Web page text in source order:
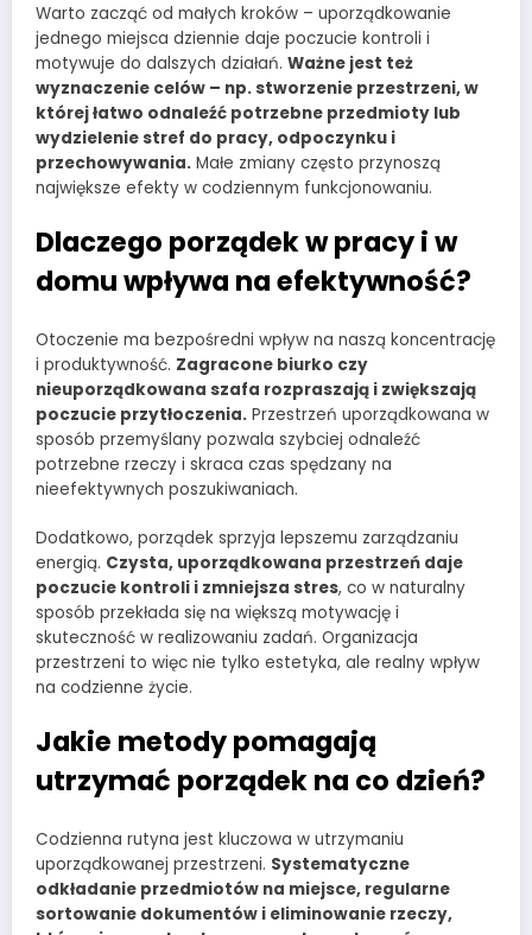
Warto zacząć od małych kroków – uporządkowanie
jednego miejsca dziennie daje poczucie kontroli i
motywuje do dalszych działań. Ważne jest też
wyznaczenie celów – np. stworzenie przestrzeni, w
której łatwo odnaleźć potrzebne przedmioty lub
wydzielenie stref do pracy, odpoczynku i
przechowywania. Małe zmiany często przynoszą
największe efekty w codziennym funkcjonowaniu.
Dlaczego porządek w pracy i w
domu wpływa na efektywność?
Otoczenie ma bezpośredni wpływ na naszą koncentrację
i produktywność. Zagracone biurko czy
nieuporządkowana szafa rozpraszają i zwiększają
poczucie przytłoczenia. Przestrzeń uporządkowana w
sposób przemyślany pozwala szybciej odnaleźć
potrzebne rzeczy i skraca czas spędzany na
nieefektywnych poszukiwaniach.
Dodatkowo, porządek sprzyja lepszemu zarządzaniu
energią. Czysta, uporządkowana przestrzeń daje
poczucie kontroli i zmniejsza stres, co w naturalny
sposób przekłada się na większą motywację i
skuteczność w realizowaniu zadań. Organizacja
przestrzeni to więc nie tylko estetyka, ale realny wpływ
na codzienne życie.
Jakie metody pomagają
utrzymać porządek na co dzień?
Codzienna rutyna jest kluczowa w utrzymaniu
uporządkowanej przestrzeni. Systematyczne
odkładanie przedmiotów na miejsce, regularne
sortowanie dokumentów i eliminowanie rzeczy,